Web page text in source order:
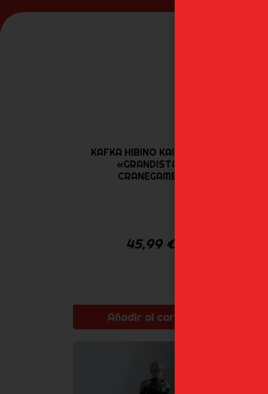
KAFKA HIBINO KAIJU NO.8
«GRANDISTA»
CRANEGAME...
45,99 €
Añadir al carrito